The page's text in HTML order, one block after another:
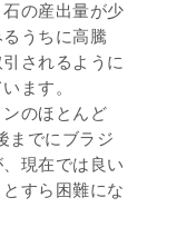
の産出量が少
うちに高騰
されるように
ます。
のほとんど
までにブラジ
現在では良い
すら困難にな